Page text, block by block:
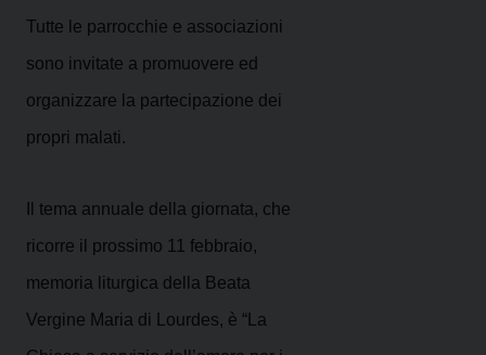
Tutte le parrocchie e associazioni
sono invitate a promuovere ed
organizzare la partecipazione dei
propri malati.
Il tema annuale della giornata, che
ricorre il prossimo 11 febbraio,
memoria liturgica della Beata
Vergine Maria di Lourdes, è “La